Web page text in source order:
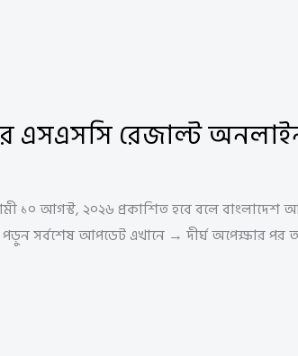
এসএসসি রেজাল্ট
আগস্ট, ২০২৬ প্রকাশিত হবে বলে বাংলাদেশ
পড়ুন সর্বশেষ আপডেট এখানে → দীর্ঘ অপেক্ষার